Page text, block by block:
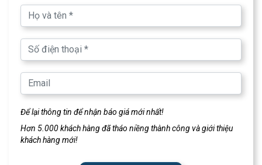
Để lại thông tin để nhận báo giá mới nhất!
Hơn 5.000 khách hàng đã tháo niềng thành công và giới thiệu
khách hàng mới!